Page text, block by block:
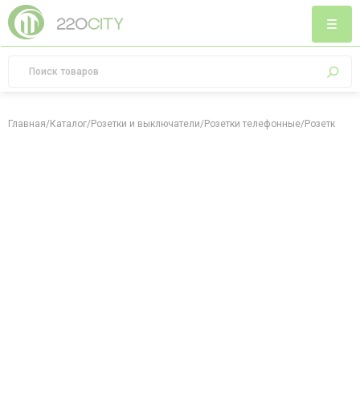
Главная/Каталог/Розетки и выключатели/Розетки телефонные/Розетка